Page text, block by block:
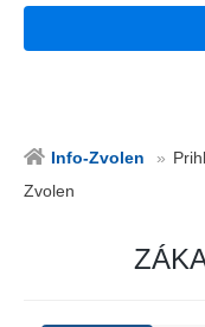
Info-Zvolen
Zvolen